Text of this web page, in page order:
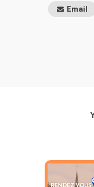
Email